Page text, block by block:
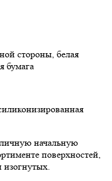
стороны, белая
бумага
начальную
поверхностей,